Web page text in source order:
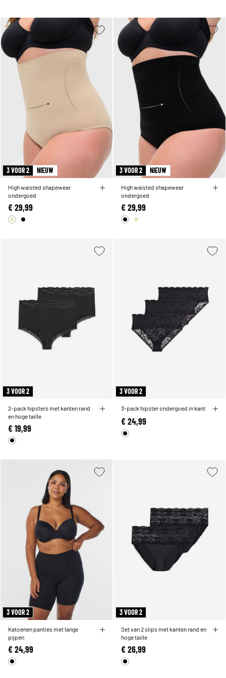
3 VOOR 2 NIEUW
High waisted shapewear
ondergoed
€ 29,99
3 VOOR 2 NIEUW
High waisted shapewear
ondergoed
€ 29,99
3 VOOR 2
2-pack hipsters met kanten rand
en hoge taille
€ 19,99
3 VOOR 2
3-pack hipster ondergoed in kant
€ 24,99
3 VOOR 2
Katoenen panties met lange
pijpen
€ 24,99
3 VOOR 2
Set van 2 slips met kanten rand en
hoge taille
€ 26,99